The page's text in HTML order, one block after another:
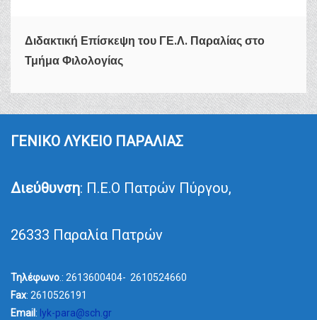
Διδακτική Επίσκεψη του ΓΕ.Λ. Παραλίας στο
Τμήμα Φιλολογίας
ΓΕΝΙΚΟ ΛΥΚΕΙΟ ΠΑΡΑΛΙΑΣ
Διεύθυνση: Π.Ε.Ο Πατρών Πύργου,
26333 Παραλία Πατρών
Τηλέφωνο.: 2613600404- 2610524660
Fax: 2610526191
Email: lyk-para@sch.gr